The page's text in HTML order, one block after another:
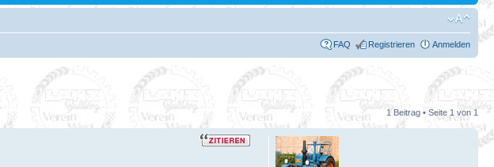
FAQ Registrieren Anmelden
1 Beitrag • Seite 1 von 1